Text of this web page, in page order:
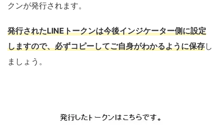
クンが発行されます。
発行されたLINEトークンは今後インジケーター側に設定
しますので、必ずコピーしてご自身がわかるように保存し
ましょう。